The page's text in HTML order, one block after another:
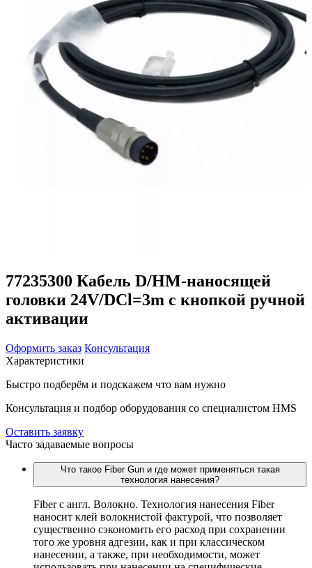
77235300 Кабель D/HM-наносящей
головки 24V/DCl=3m с кнопкой ручной
активации
Оформить заказ Консультация
Характеристики
Быстро подберём и подскажем что вам нужно
Консультация и подбор оборудования со специалистом HMS
Оставить заявку
Часто задаваемые вопросы
Что такое Fiber Gun и где может применяться такая
технология нанесения?
Fiber c англ. Волокно. Технология нанесения Fiber
наносит клей волокнистой фактурой, что позволяет
существенно сэкономить его расход при сохранении
того же уровня адгезии, как и при классическом
нанесении, а также, при необходимости, может